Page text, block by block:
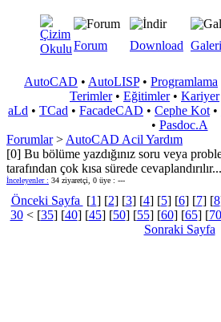
Forum Download Galeri
AutoCAD • AutoLISP• Programlama
Terimler• Eğitimler• Kariyer
aLd • TCad • FacadeCAD • Cephe Kot •
• Pasdoc.A
Forumlar> AutoCAD Acil Yardım
[0] Bu bölüme yazdığınız soru veya
tarafından çok kısa sürede cevaplandırılır...
İnceleyenler : 34 ziyaretçi, 0 üye : ---
Önceki Sayfa [1] [2] [3] [4] [5] [6] [7] [8
30< [35] [40] [45] [50] [55] [60] [65] [70
Sonraki Sayfa